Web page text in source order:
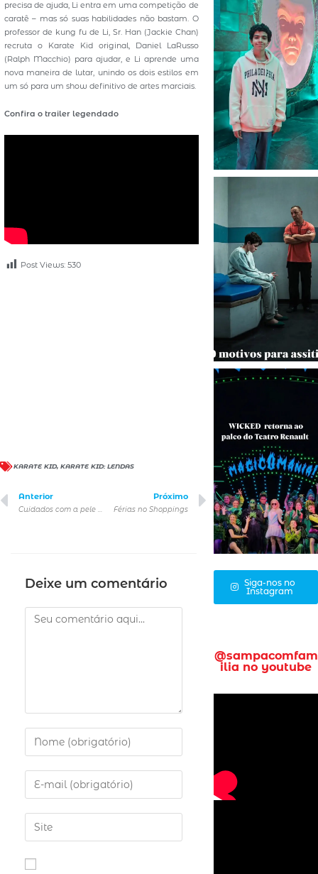
precisa de ajuda, Li entra em uma competição de
caratê – mas só suas habilidades não bastam. O
professor de kung fu de Li, Sr. Han (Jackie Chan)
recruta o Karate Kid original, Daniel LaRusso
(Ralph Macchio) para ajudar, e Li aprende uma
nova maneira de lutar, unindo os dois estilos em
um só para um show definitivo de artes marciais.
Confira o trailer legendado
Post Views: 530
KARATE KID, KARATE KID: LENDAS
Anterior Próximo
Férias no Shoppings
Deixe um comentário
Siga-nos no
Instagram
@sampacomfam
ilia no youtube